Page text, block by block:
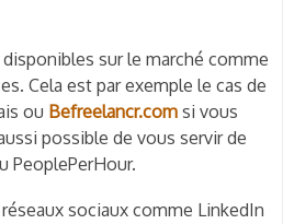
sur le marché comme
Cela est par exemple le cas de
ou Befreelancr.com si vous
possible de vous servir de
PeoplePerHour.
sociaux comme LinkedIn